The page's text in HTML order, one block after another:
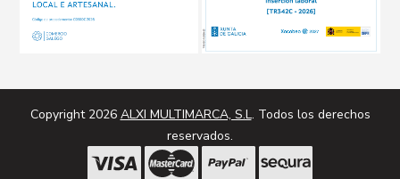
Copyright 2026 ALXI MULTIMARCA, S.L. Todos los derechos
reservados.